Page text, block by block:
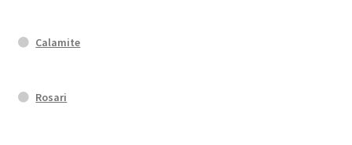
Calamite
Rosari